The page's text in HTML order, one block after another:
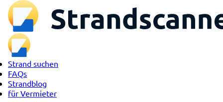
Strand suchen
FAQs
Strandblog
für Vermieter